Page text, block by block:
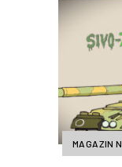
MAGAZIN